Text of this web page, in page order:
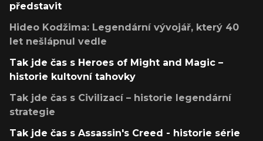
představit
Hideo Kodžima: Legendární vývojář, který 40
let nešlápnul vedle
Tak jde čas s Heroes of Might and Magic –
historie kultovní tahovky
Tak jde čas s Civilizací – historie legendární
strategie
Tak jde čas s Assassin's Creed - historie série